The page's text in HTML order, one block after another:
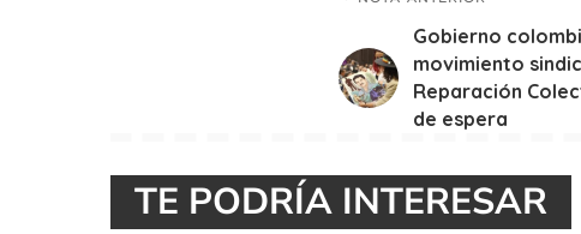
Gobierno
movimiento
Reparación
de espera
TE PODRÍA INTERESAR